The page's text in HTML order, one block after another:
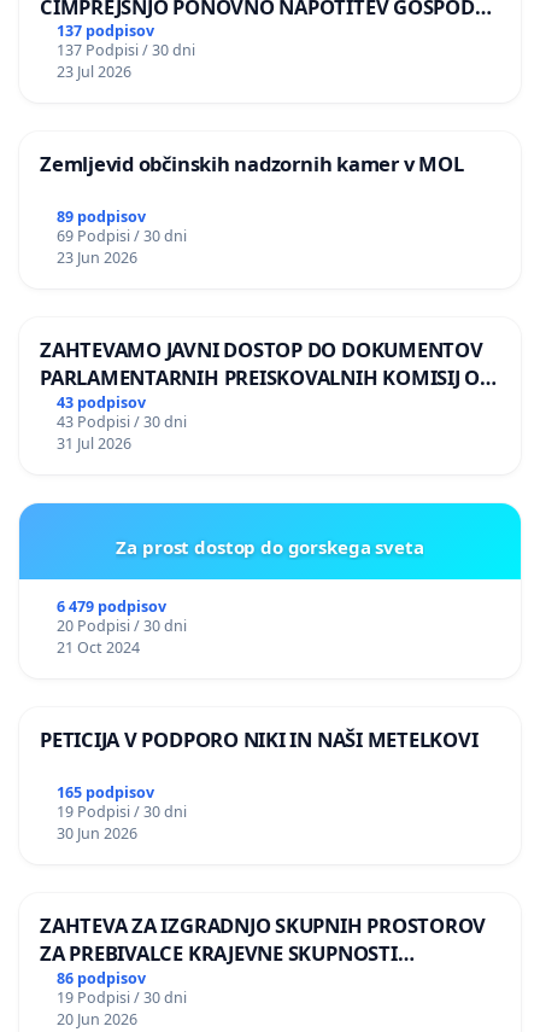
ČIMPREJŠNJO PONOVNO NAPOTITEV GOSPODA
BERNARDA ŠRAJNERJA NA VELEPOSLANIŠTVO
REPUBLIKE SLOVENIJE V MOSKVI
137 podpisov
137 Podpisi / 30 dni
23 Jul 2026
Zemljevid občinskih nadzornih kamer v MOL
89 podpisov
69 Podpisi / 30 dni
23 Jun 2026
ZAHTEVAMO JAVNI DOSTOP DO DOKUMENTOV
PARLAMENTARNIH PREISKOVALNIH KOMISIJ O
ILEGALNI TRGOVINI Z OROŽJEM
43 podpisov
43 Podpisi / 30 dni
31 Jul 2026
Za prost dostop do gorskega sveta
6 479 podpisov
20 Podpisi / 30 dni
21 Oct 2024
PETICIJA V PODPORO NIKI IN NAŠI METELKOVI
165 podpisov
19 Podpisi / 30 dni
30 Jun 2026
ZAHTEVA ZA IZGRADNJO SKUPNIH PROSTOROV
ZA PREBIVALCE KRAJEVNE SKUPNOSTI
PRESTRANEK
86 podpisov
19 Podpisi / 30 dni
20 Jun 2026